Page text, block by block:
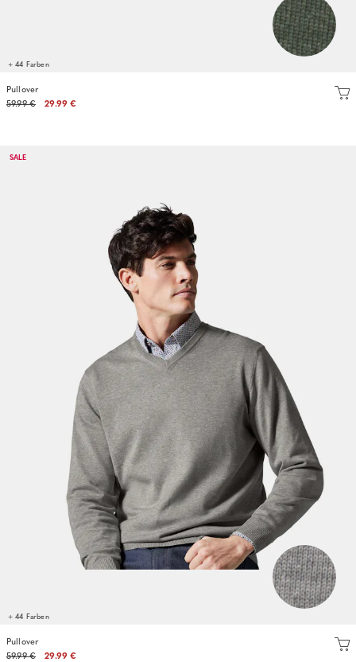
+ 44 Farben
Pullover
59.99 €
29.99 €
SALE
+ 44 Farben
Pullover
59.99 €
29.99 €